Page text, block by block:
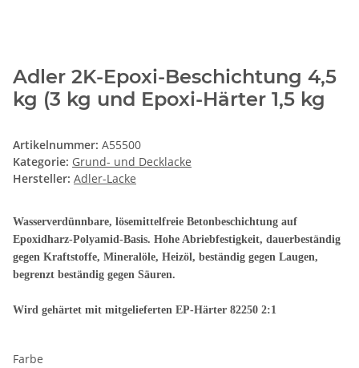
Adler 2K-Epoxi-Beschichtung 4,5
kg (3 kg und Epoxi-Härter 1,5 kg
Artikelnummer: A55500
Kategorie: Grund- und Decklacke
Hersteller: Adler-Lacke
Wasserverdünnbare, lösemittelfreie Betonbeschichtung auf
Epoxidharz-Polyamid-Basis. Hohe Abriebfestigkeit, dauerbeständig
gegen Kraftstoffe, Mineralöle, Heizöl, beständig gegen Laugen,
begrenzt beständig gegen Säuren.
Wird gehärtet mit mitgelieferten EP-Härter 82250 2:1
Farbe